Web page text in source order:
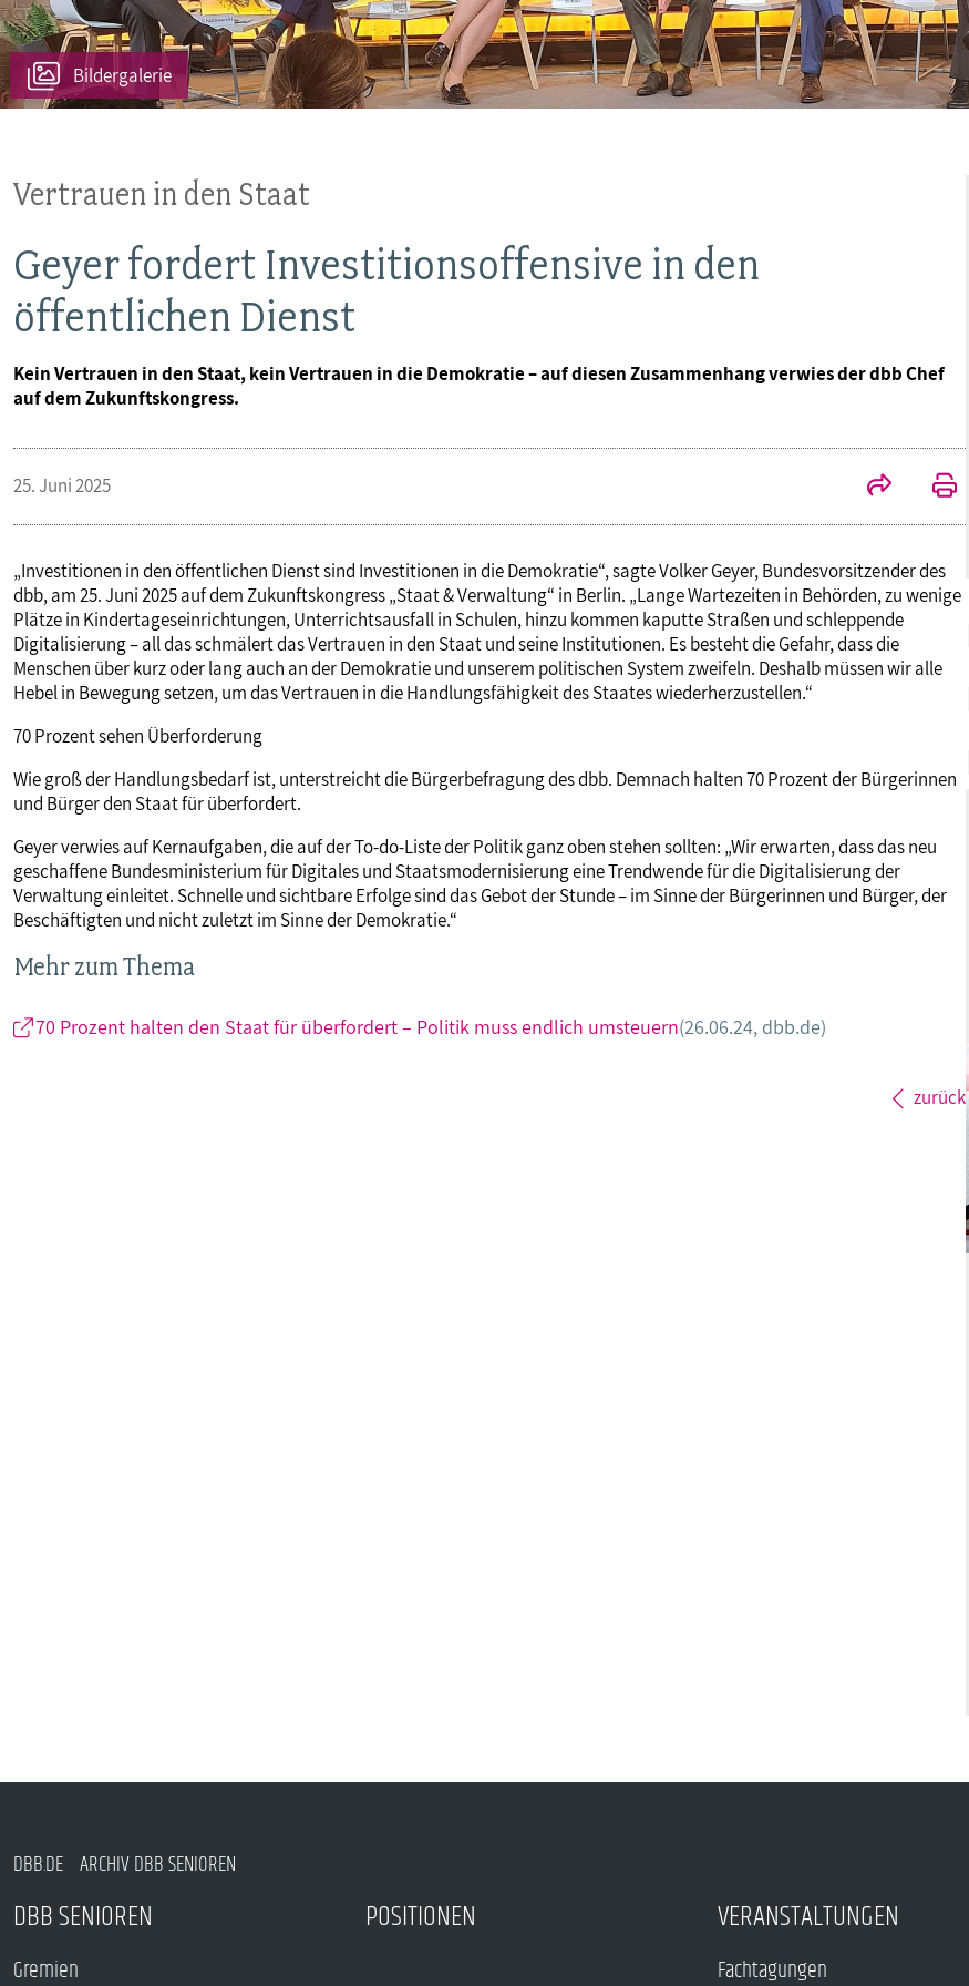
BAGSO
Bildergalerie
Vertrauen in den Staat
Geyer fordert Investitionsoffensive in den
öffentlichen Dienst
Kein Vertrauen in den Staat, kein Vertrauen in die Demokratie – auf diesen Zusammenhang verwies der dbb Chef
auf dem Zukunftskongress.
25. Juni 2025
„Investitionen in den öffentlichen Dienst sind Investitionen in die Demokratie“, sagte Volker Geyer, Bundesvorsitzender des
dbb, am 25. Juni 2025 auf dem Zukunftskongress „Staat & Verwaltung“ in Berlin. „Lange Wartezeiten in Behörden, zu wenige
Plätze in Kindertageseinrichtungen, Unterrichtsausfall in Schulen, hinzu kommen kaputte Straßen und schleppende
Digitalisierung – all das schmälert das Vertrauen in den Staat und seine Institutionen. Es besteht die Gefahr, dass die
Menschen über kurz oder lang auch an der Demokratie und unserem politischen System zweifeln. Deshalb müssen wir alle
Hebel in Bewegung setzen, um das Vertrauen in die Handlungsfähigkeit des Staates wiederherzustellen.“
70 Prozent sehen Überforderung
Wie groß der Handlungsbedarf ist, unterstreicht die Bürgerbefragung des dbb. Demnach halten 70 Prozent der Bürgerinnen
und Bürger den Staat für überfordert.
Geyer verwies auf Kernaufgaben, die auf der To-do-Liste der Politik ganz oben stehen sollten: „Wir erwarten, dass das neu
geschaffene Bundesministerium für Digitales und Staatsmodernisierung eine Trendwende für die Digitalisierung der
Verwaltung einleitet. Schnelle und sichtbare Erfolge sind das Gebot der Stunde – im Sinne der Bürgerinnen und Bürger, der
Beschäftigten und nicht zuletzt im Sinne der Demokratie.“
Mehr zum Thema
70 Prozent halten den Staat für überfordert – Politik muss endlich umsteuern(26.06.24, dbb.de)
zurück
DBB.DE ARCHIV DBB SENIOREN
DBB SENIOREN
Gremien
POSITIONEN VERANSTALTUNGEN
Fachtagungen